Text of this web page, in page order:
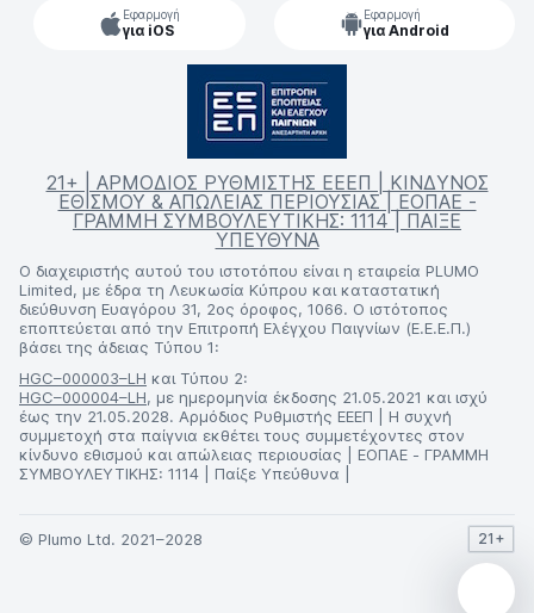
Εφαρμογή
για iOS
Εφαρμογή
για Android
21+ | ΑΡΜΟΔΙΟΣ ΡΥΘΜΙΣΤΗΣ ΕΕΕΠ | ΚΙΝΔΥΝΟΣ
ΕΘΙΣΜΟΥ & ΑΠΩΛΕΙΑΣ ΠΕΡΙΟΥΣΙΑΣ | ΕΟΠΑΕ -
ΓΡΑΜΜΗ ΣΥΜΒΟΥΛΕΥΤΙΚΗΣ: 1114 | ΠΑΙΞΕ
ΥΠΕΥΘΥΝΑ
Ο διαχειριστής αυτού του ιστοτόπου είναι η εταιρεία PLUMO
Limited, με έδρα τη Λευκωσία Κύπρου και καταστατική
διεύθυνση Ευαγόρου 31, 2ος όροφος, 1066. Ο ιστότοπος
εποπτεύεται από την Επιτροπή Ελέγχου Παιγνίων (Ε.Ε.Ε.Π.)
βάσει της άδειας Τύπου 1:
HGC–000003–LH και Τύπου 2:
HGC–000004–LH, με ημερομηνία έκδοσης 21.05.2021 και ισχύ
έως την 21.05.2028. Αρμόδιος Ρυθμιστής ΕΕΕΠ | Η συχνή
συμμετοχή στα παίγνια εκθέτει τους συμμετέχοντες στον
κίνδυνο εθισμού και απώλειας περιουσίας | ΕΟΠΑΕ - ΓΡΑΜΜΗ
ΣΥΜΒΟΥΛΕΥΤΙΚΗΣ: 1114 | Παίξε Υπεύθυνα |
© Plumo Ltd. 2021–2028 21+